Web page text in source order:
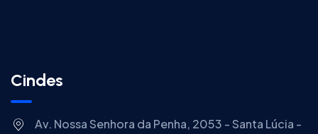
Cindes
Av. Nossa Senhora da Penha, 2053 - Santa Lúcia -